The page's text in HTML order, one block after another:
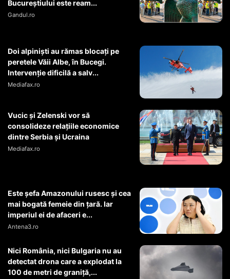
Bucureștiului este ream...
Gandul.ro
Doi alpiniști au rămas blocați pe
peretele Văii Albe, în Bucegi.
Intervenție dificilă a salv...
Mediafax.ro
Vucic și Zelenski vor să
consolideze relațiile economice
dintre Serbia și Ucraina
Mediafax.ro
Este șefa Amazonului rusesc și cea
mai bogată femeie din țară. Iar
imperiul ei de afaceri e...
Antena3.ro
Nici România, nici Bulgaria nu au
detectat drona care a explodat la
100 de metri de graniță,...